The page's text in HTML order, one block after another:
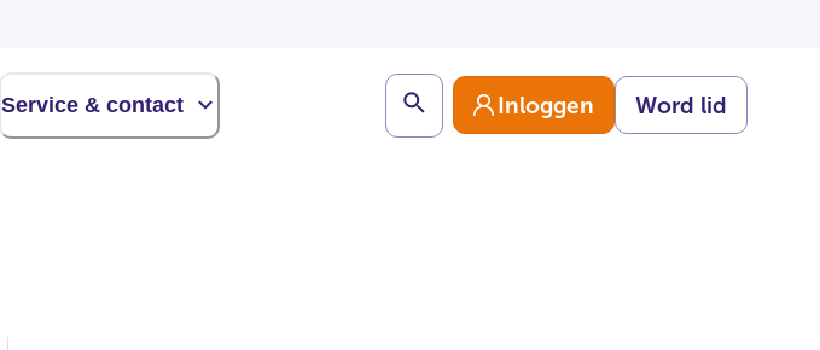
Service & contact Search Inloggen Word lid